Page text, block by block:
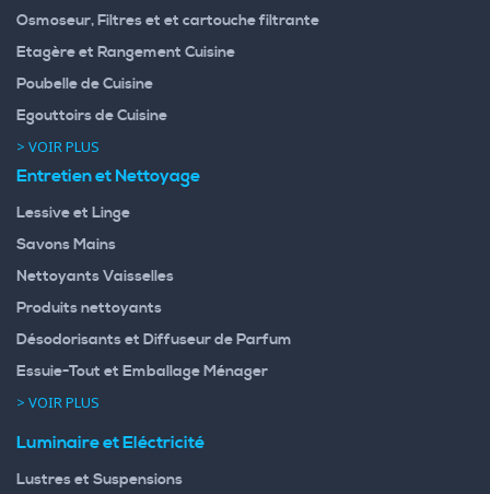
Osmoseur, Filtres et et cartouche filtrante
Etagère et Rangement Cuisine
Poubelle de Cuisine
Egouttoirs de Cuisine
> VOIR PLUS
Entretien et Nettoyage
Lessive et Linge
Savons Mains
Nettoyants Vaisselles
Produits nettoyants
Désodorisants et Diffuseur de Parfum
Essuie-Tout et Emballage Ménager
> VOIR PLUS
Luminaire et Eléctricité
Lustres et Suspensions